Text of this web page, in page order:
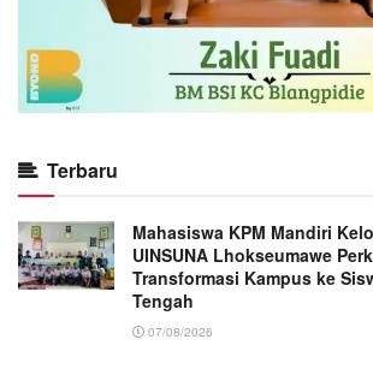
Terbaru
Mahasiswa KPM Mandiri
UINSUNA Lhokseumawe
Transformasi Kampus ke
Tengah
07/08/2026